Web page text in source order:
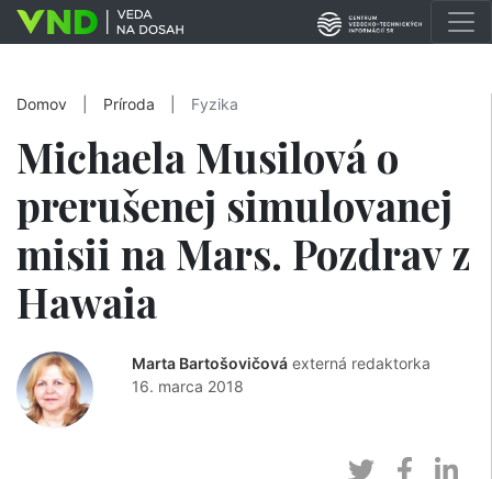
Domov Príroda Fyzika
Michaela Musilová o
prerušenej simulovanej
misii na Mars. Pozdrav z
Hawaia
Marta Bartošovičová externá redaktorka
16. marca 2018